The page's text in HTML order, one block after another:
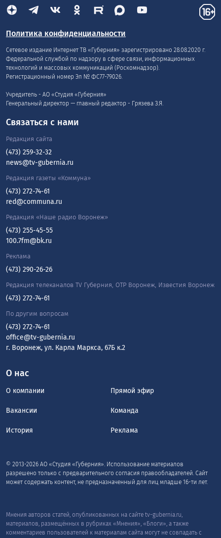
Политика конфиденциальности
Сетевое издание Интернет ТВ «Губерния» зарегистрировано 28.08.2020 г.
Федеральной службой по надзору в сфере связи, информационных
технологий и массовых коммуникаций (Роскомнадзор).
Регистрационный номер Эл № ФС77-79026.
Учредитель - АО «Студия «Губерния»
Генеральный директор — главный редактор - Грязева З.Я.
О нас
О компании Прямой эфир
Вакансии Команда
История Реклама
© 2013-2026 АО «Студия «Губерния». Использование материалов
разрешено только с предварительного согласия правообладателей. Сайт
может содержать контент, не предназначенный для лиц младше 16-ти лет.
Связаться с нами
Редакция сайта
(473) 259-32-32
news@tv-gubernia.ru
Редакция газеты «Коммуна»
(473) 272-74-61
red@communa.ru
Редакция «Наше радио Воронеж»
(473) 255-45-55
100.7fm@bk.ru
Реклама
(473) 290-26-26
Редакция телеканалов TV Губерния, ОТР Воронеж, Известия Воронеж
(473) 272-74-61
По другим вопросам
(473) 272-74-61
office@tv-gubernia.ru
г. Воронеж, ул. Карла Маркса, 67Б к.2
Мнения авторов статей, опубликованных на сайте tv-gubernia.ru,
материалов, размещённых в рубриках «Мнения», «Блоги», а также
комментариев пользователей к материалам сайта могут не совпадать с